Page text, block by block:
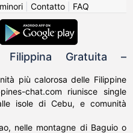
| Contatto| FAQ
Gratuita –
più calorosa delle Filippine
chat.com riunisce single
isole di Cebu, e comunità
nelle montagne di Baguio o